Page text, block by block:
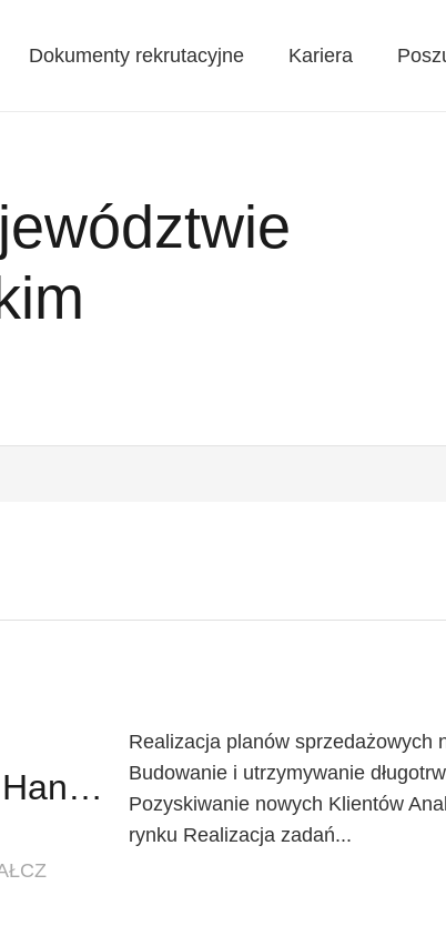
Dokumenty rekrutacyjne Kariera
Regionalny Przedstawiciel Handlowy (K/M)
Realizacja planów sprzedażowych
Budowanie i utrzymywanie
Pozyskiwanie nowych Klientów
rynku Realizacja zadań...